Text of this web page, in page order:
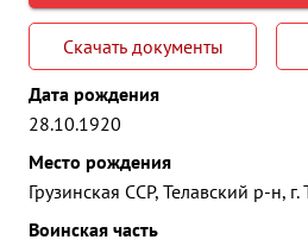
Скачать документы
Дата рождения
28.10.1920
Место рождения
Грузинская ССР, Телавский р-н, г.
Воинская часть